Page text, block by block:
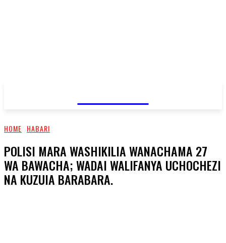
HOME HABARI
POLISI MARA WASHIKILIA WANACHAMA 27
WA BAWACHA; WADAI WALIFANYA UCHOCHEZI
NA KUZUIA BARABARA.